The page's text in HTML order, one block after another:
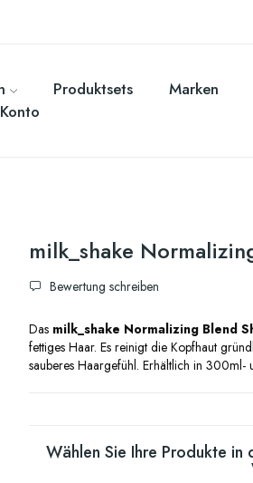
Produktsets Marken
milk_shake
Bewertung schreiben
Das milk_shake Normalizing Blend
fettiges Haar. Es reinigt die Kopfhaut
sauberes Haargefühl. Erhältlich in 300ml-
Wählen Sie Ihre Produkte in